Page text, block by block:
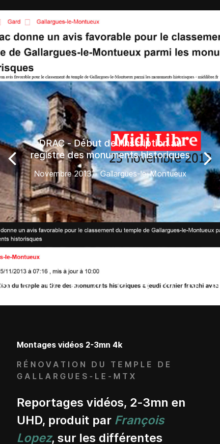
DRAC - Début de l'inscription au
registre des monuments historiques
Novembre 2013 - Gallargues-le-Montueux
Montages vidéos 2-3mn 4k
RÉNOVATION DU TEMPLE DE
GALLARGUES-LE-MTX
Reportages vidéos, 2-3mn en
UHD, produit par François
Lopez, sur les différentes